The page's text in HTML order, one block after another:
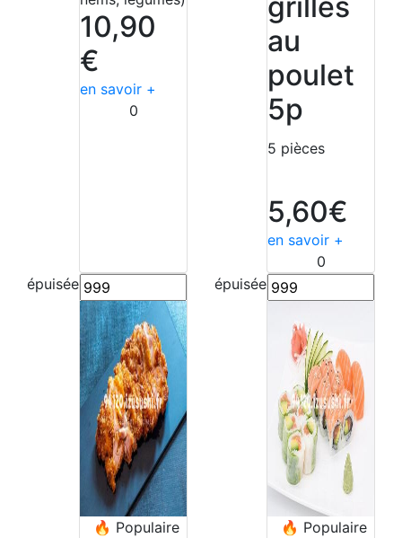
10,90
€
en savoir +
0
au
poulet
5p
5 pièces
5,60€
en savoir +
0
épuisée
🔥 Populaire
épuisée
🔥 Populaire